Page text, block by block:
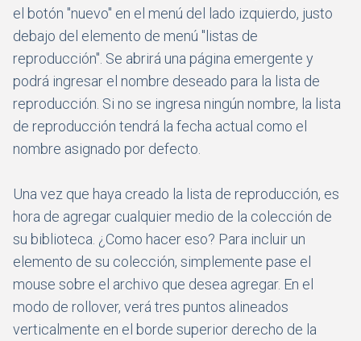
el botón "nuevo" en el menú del lado izquierdo, justo
debajo del elemento de menú "listas de
reproducción". Se abrirá una página emergente y
podrá ingresar el nombre deseado para la lista de
reproducción. Si no se ingresa ningún nombre, la lista
de reproducción tendrá la fecha actual como el
nombre asignado por defecto.
Una vez que haya creado la lista de reproducción, es
hora de agregar cualquier medio de la colección de
su biblioteca. ¿Como hacer eso? Para incluir un
elemento de su colección, simplemente pase el
mouse sobre el archivo que desea agregar. En el
modo de rollover, verá tres puntos alineados
verticalmente en el borde superior derecho de la